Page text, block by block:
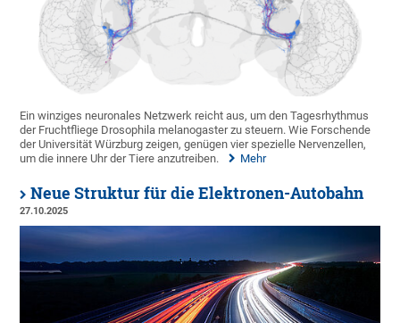
Ein winziges neuronales Netzwerk reicht aus, um den Tagesrhythmus
der Fruchtfliege Drosophila melanogaster zu steuern. Wie Forschende
der Universität Würzburg zeigen, genügen vier spezielle Nervenzellen,
um die innere Uhr der Tiere anzutreiben.
Mehr
Neue Struktur für die Elektronen-Autobahn
27.10.2025